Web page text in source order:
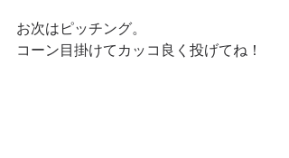
お次はピッチング。
コーン目掛けてカッコ良く投げてね！